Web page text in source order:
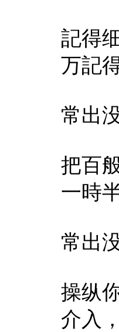
記得
万記
常出
把百
一時
常出
操纵
介入